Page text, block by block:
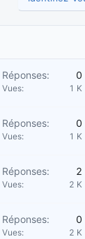
Réponses 0
Vues 1 K
Réponses 0
Vues 1 K
Réponses 2
Vues 2 K
Réponses 0
Vues 2 K